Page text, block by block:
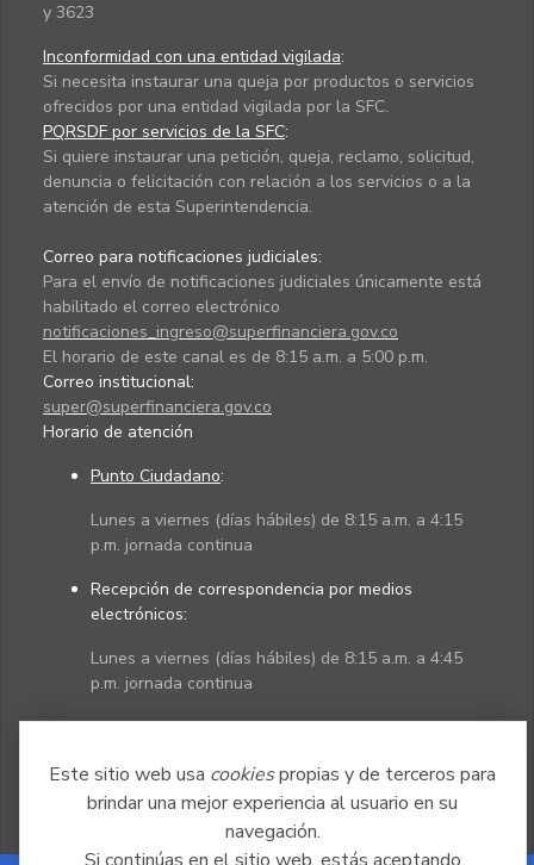
Este sitio web usa cookiespropias y de terceros para
brindar una mejor experiencia al usuario en su
navegación.
y 3623
Inconformidad con una entidad vigilada:
Si necesita instaurar una queja por productos o servicios
ofrecidos por una entidad vigilada por la SFC.
PQRSDF por servicios de la SFC:
Si quiere instaurar una petición, queja, reclamo, solicitud,
denuncia o felicitación con relación a los servicios o a la
atención de esta Superintendencia.
Correo para notificaciones judiciales:
Para el envío de notificaciones judiciales únicamente está
habilitado el correo electrónico
notificaciones_ingreso@superfinanciera.gov.co
El horario de este canal es de 8:15 a.m. a 5:00 p.m.
Correo institucional:
super@superfinanciera.gov.co
Horario de atención
Punto Ciudadano:
Lunes a viernes (días hábiles) de 8:15 a.m. a 4:15
p.m. jornada continua
Recepción de correspondencia por medios
electrónicos:
Lunes a viernes (días hábiles) de 8:15 a.m. a 4:45
p.m. jornada continua